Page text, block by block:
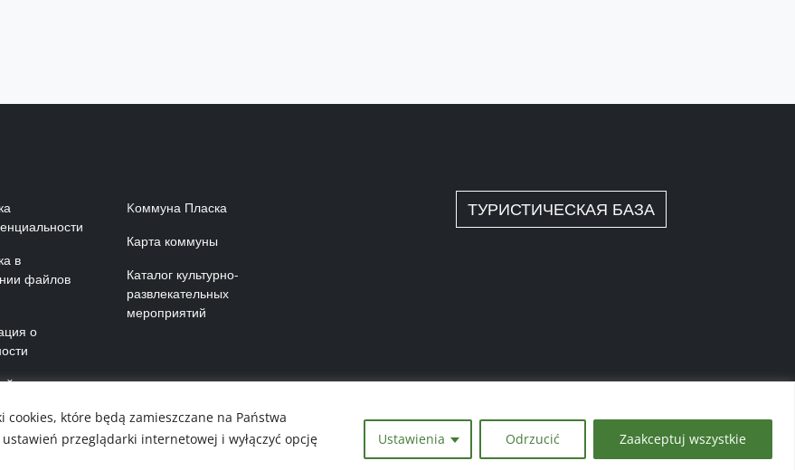
które będą zamieszczane na Państwa
przeglądarki internetowej i wyłączyć opcję
Ustawienia Odrzucić Zaakceptuj wszystkie
w stopce 1 RU
в
файлов
о
Menu w stopce 2 RU
Kоммуна Пласка
Карта коммуны
Каталог культурно-
развлекательных
мероприятий
ТУРИСТИЧЕСКАЯ БАЗА